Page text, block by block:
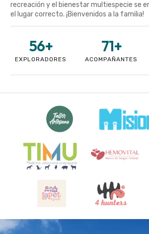
recreación y el bienestar multiespecie se
el lugar correcto. ¡Bienvenidos a la familia!
EXPLORADORES
56+
ACOMPAÑANTES
71+